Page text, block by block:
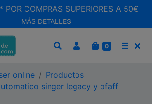
POR COMPRAS SUPERIORES A 50€
MÁS DETALLES
CARRITO
0
online
Productos
singer legacy y pfaff